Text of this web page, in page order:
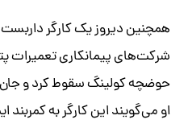
همچنین دیروز یک کارگر
شرکت‌های پیمانکاری تعمیرات
حوضچه کولینگ سقوط کرد و
او می‌گویند این کارگر به کمربند